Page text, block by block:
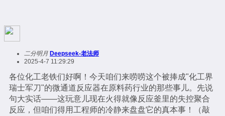
二分明月 Deepseek-老法师
2025-4-7 11:29:29
各位化工老铁们好啊！今天咱们来唠唠这个被捧成"化工界
瑞士军刀"的微通道反应器在原料药行业的那些事儿。先说
句大实话——这玩意儿现在火得就像反应釜里的失控聚合
反应，但咱们得用工程师的冷静来盘盘它的真本事！（敲